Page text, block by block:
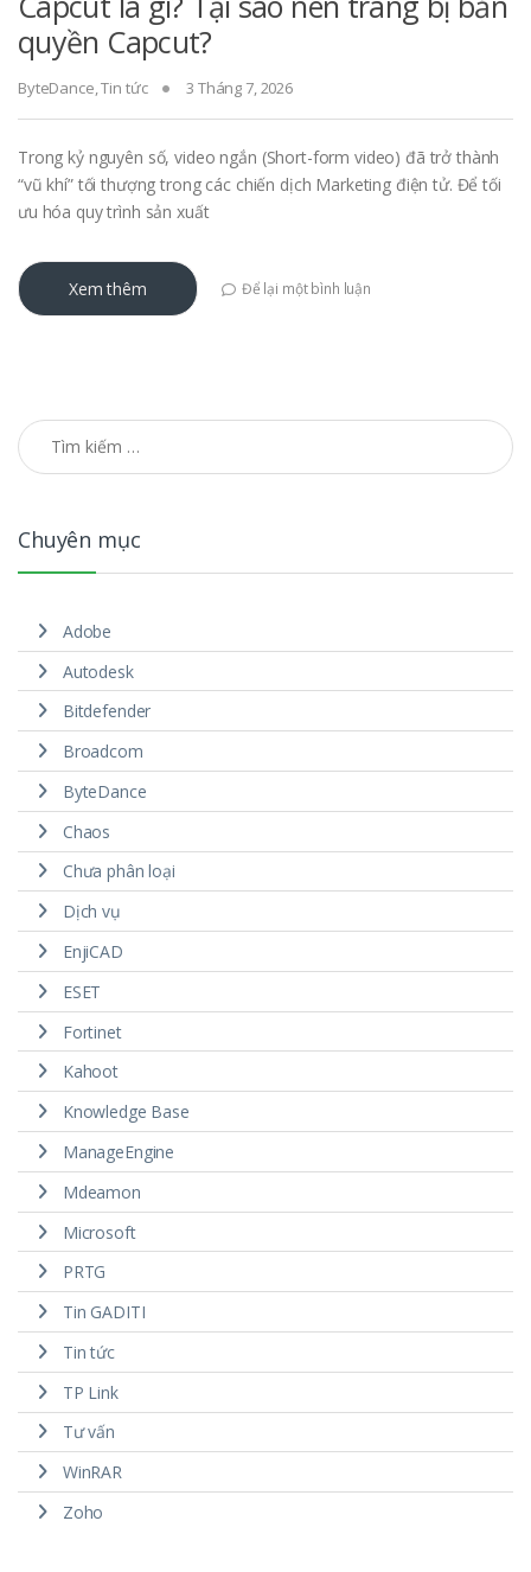
quyền Capcut?
ByteDance,Tin tức 3 Tháng 7, 2026
Trong kỷ nguyên số, video ngắn (Short-form video) đã trở thành
“vũ khí” tối thượng trong các chiến dịch Marketing điện tử. Để tối
ưu hóa quy trình sản xuất
Xem thêm Để lại một bình luận
Tìm kiếm cho:
Chuyên mục
Adobe
Autodesk
Bitdefender
Broadcom
ByteDance
Chaos
Chưa phân loại
Dịch vụ
EnjiCAD
ESET
Fortinet
Kahoot
Knowledge Base
ManageEngine
Mdeamon
Microsoft
PRTG
Tin GADITI
Tin tức
TP Link
Tư vấn
WinRAR
Zoho